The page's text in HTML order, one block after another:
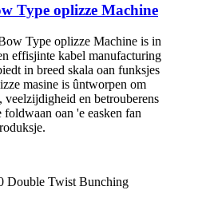
Type oplizze Machine
Type oplizze Machine is in
effisjinte kabel manufacturing
in breed skala oan funksjes
masine is ûntworpen om
veelzijdigheid en betrouberens
foldwaan oan 'e easken fan